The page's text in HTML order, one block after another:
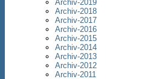
Archiv-2019
Archiv-2018
Archiv-2017
Archiv-2016
Archiv-2015
Archiv-2014
Archiv-2013
Archiv-2012
Archiv-2011